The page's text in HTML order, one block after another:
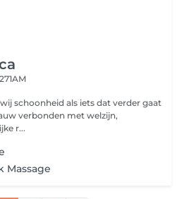
schoonheid als iets dat verder gaat
verbonden met welzijn,
r...
Massage